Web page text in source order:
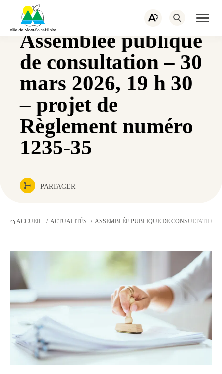
Ouvrez
barre
d’outils
d’accessibilité.
Ouvrir
la
Assemblée publique
de consultation – 30
mars 2026, 19 h 30
– projet de
Règlement numéro
1235-35
PARTAGER
ACCUEIL ACTUALITÉS ASSEMBLÉE PUBLIQUE DE CONSULTATION